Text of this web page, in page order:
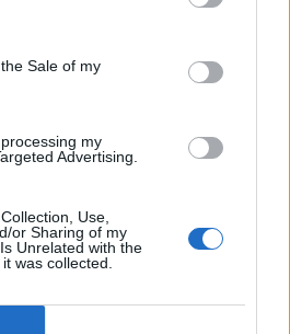
Sale of my
my
Advertising.
Use,
or Sharing of my
Unrelated with the
was collected.